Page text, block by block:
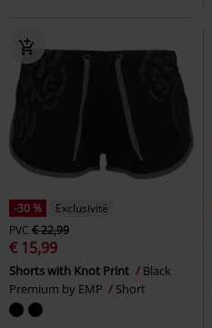
-30 %
Exclusivité
PVC € 22,99
€ 15,99
Shorts with Knot Print
Black
Premium by EMP
Short